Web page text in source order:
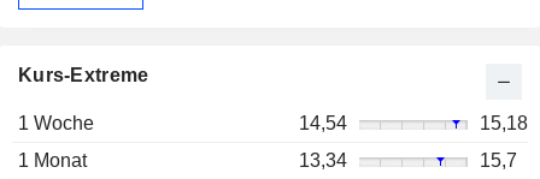
Kurs-Extreme
1 Woche 14,54
15,18
1 Monat
13,34
15,7